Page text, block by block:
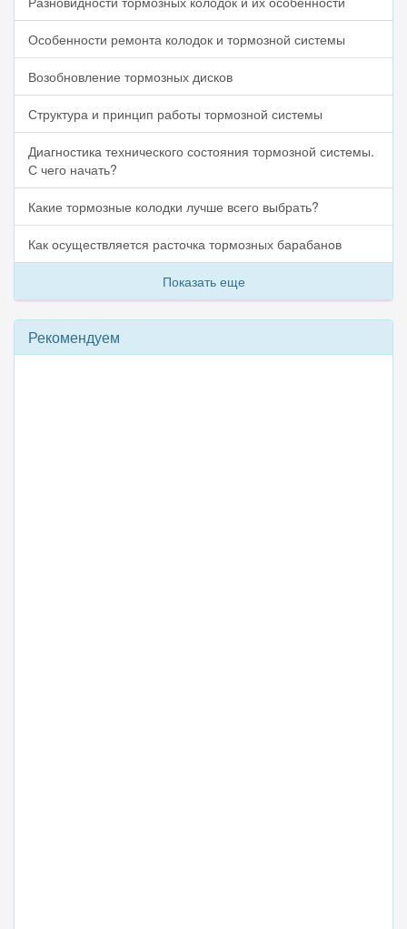
Особенности ремонта колодок и тормозной системы
Возобновление тормозных дисков
Структура и принцип работы тормозной системы
Диагностика технического состояния тормозной системы.
С чего начать?
Какие тормозные колодки лучше всего выбрать?
Как осуществляется расточка тормозных барабанов
Показать еще
Рекомендуем